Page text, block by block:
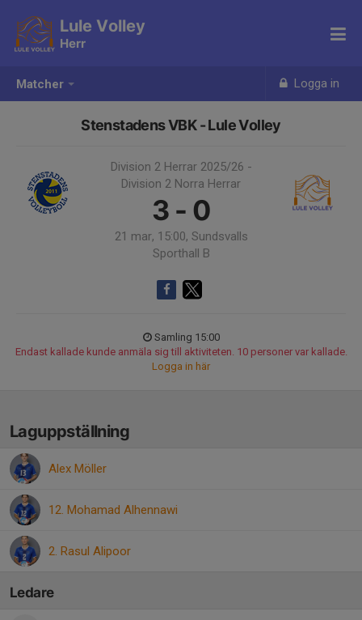
Matcher Logga in
Lule Volley
Herr
Stenstadens VBK - Lule Volley
Division 2 Herrar 2025/26 -
Division 2 Norra Herrar
3 - 0
21 mar, 15:00, Sundsvalls
Sporthall B
Samling 15:00
Endast kallade kunde anmäla sig till aktiviteten. 10 personer var kallade.
Logga in här
Laguppställning
Alex Möller
12. Mohamad Alhennawi
2. Rasul Alipoor
Ledare